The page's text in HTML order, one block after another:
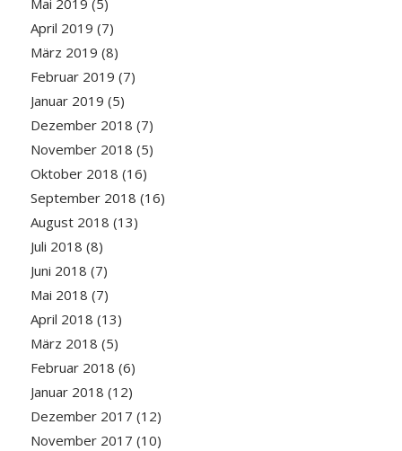
April 2019 (7)
März 2019 (8)
Februar 2019 (7)
Januar 2019 (5)
Dezember 2018 (7)
November 2018 (5)
Oktober 2018 (16)
September 2018 (16)
August 2018 (13)
Juli 2018 (8)
Juni 2018 (7)
Mai 2018 (7)
April 2018 (13)
März 2018 (5)
Februar 2018 (6)
Januar 2018 (12)
Dezember 2017 (12)
November 2017 (10)